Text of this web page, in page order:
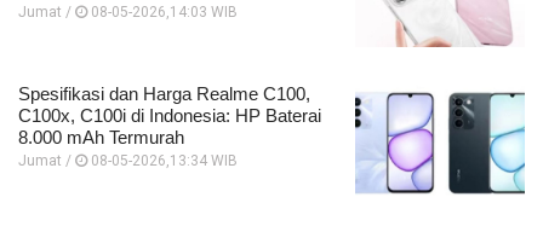
Jumat / 08-05-2026,14:03 WIB
Spesifikasi dan Harga Realme C100,
C100x, C100i di Indonesia: HP Baterai
8.000 mAh Termurah
Jumat / 08-05-2026,13:34 WIB